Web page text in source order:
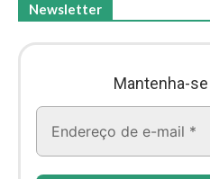
Newsletter
Mantenha-